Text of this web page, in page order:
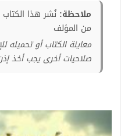
ملاحظة: نُشر هذا
من المؤلف
معاينة الكتاب أو
صلاحيات أخرى يجب أخذ